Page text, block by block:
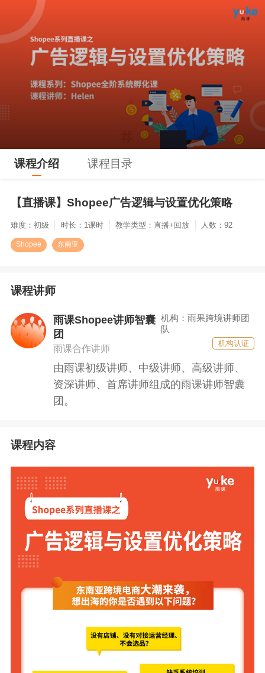
课程介绍 课程目录
【直播课】Shopee广告逻辑与设置优化策略
难度：初级 时长：1课时 教学类型：直播+回放 人数：92
Shopee 东南亚
课程讲师
雨课Shopee讲师智囊
团
雨课合作讲师
机构：雨果跨境讲师团
队
机构认证
由雨课初级讲师、中级讲师、高级讲师、
资深讲师、首席讲师组成的雨课讲师智囊
团。
课程内容